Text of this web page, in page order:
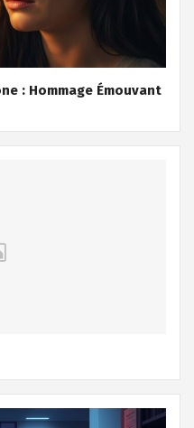
: Hommage Émouvant